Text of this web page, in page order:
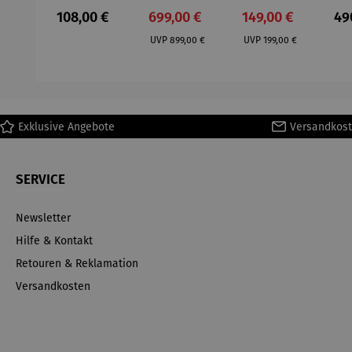
– Anna
Mütz
Regulärer Preis:
108,00 €
Aluminium
– Valor
Verkaufspreis:
699,00 €
UVP Regulärer Preis:
899,00 €
– Dalias
Verkaufspreis:
149,00 €
UVP Regulärer Preis:
199,00 €
Exklusive Angebote
SERVICE
Newsletter
Hilfe & Kontakt
Retouren & Reklamation
Versandkosten